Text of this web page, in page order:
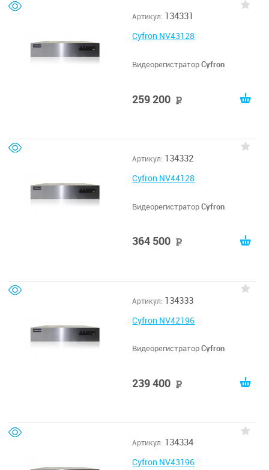
Артикул: 134331
Cyfron NV43128
ВидеорегистраторCyfron
259 200
Артикул: 134332
Cyfron NV44128
ВидеорегистраторCyfron
364 500
Артикул: 134333
Cyfron NV42196
ВидеорегистраторCyfron
239 400
Артикул: 134334
Cyfron NV43196